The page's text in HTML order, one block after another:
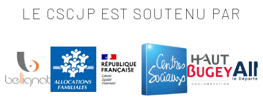
LE CSCJP EST SOUTENU PAR